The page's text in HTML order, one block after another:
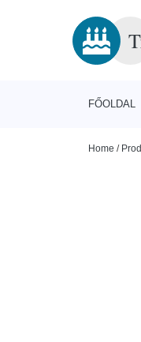
FŐOLDAL
Home /